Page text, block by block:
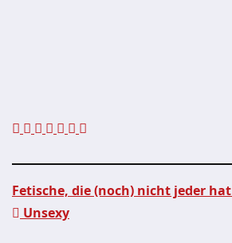
Fetische, die (noch) nicht jeder hat
Unsexy